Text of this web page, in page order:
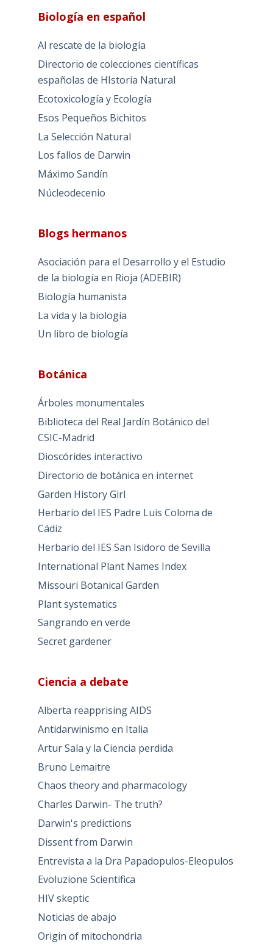
Biología en español
Al rescate de la biología
Directorio de colecciones científicas
españolas de HIstoria Natural
Ecotoxicología y Ecología
Esos Pequeños Bichitos
La Selección Natural
Los fallos de Darwin
Máximo Sandín
Núcleodecenio
Blogs hermanos
Asociación para el Desarrollo y el Estudio
de la biología en Rioja (ADEBIR)
Biología humanista
La vida y la biología
Un libro de biología
Botánica
Árboles monumentales
Biblioteca del Real Jardín Botánico del
CSIC-Madrid
Dioscórides interactivo
Directorio de botánica en internet
Garden History Girl
Herbario del IES Padre Luis Coloma de
Cádiz
Herbario del IES San Isidoro de Sevilla
International Plant Names Index
Missouri Botanical Garden
Plant systematics
Sangrando en verde
Secret gardener
Ciencia a debate
Alberta reapprising AIDS
Antidarwinismo en Italia
Artur Sala y la Ciencia perdida
Bruno Lemaitre
Chaos theory and pharmacology
Charles Darwin- The truth?
Darwin's predictions
Dissent from Darwin
Entrevista a la Dra Papadopulos-Eleopulos
Evoluzione Scientifica
HIV skeptic
Noticias de abajo
Origin of mitochondria